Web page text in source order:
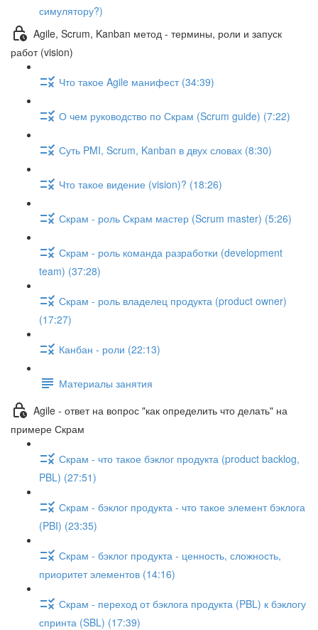
симулятору?)
Agile, Scrum, Kanban метод - термины, роли и запуск
работ (vision)
Что такое Agile манифест (34:39)
О чем руководство по Скрам (Scrum guide) (7:22)
Суть PMI, Scrum, Kanban в двух словах (8:30)
Что такое видение (vision)? (18:26)
Скрам - роль Скрам мастер (Scrum master) (5:26)
Скрам - роль команда разработки (development
team) (37:28)
Скрам - роль владелец продукта (product owner)
(17:27)
Канбан - роли (22:13)
Материалы занятия
Agile - ответ на вопрос "как определить что делать" на
примере Скрам
Скрам - что такое бэклог продукта (product backlog,
PBL) (27:51)
Скрам - бэклог продукта - что такое элемент бэклога
(PBI) (23:35)
Скрам - бэклог продукта - ценность, сложность,
приоритет элементов (14:16)
Скрам - переход от бэклога продукта (PBL) к бэклогу
спринта (SBL) (17:39)